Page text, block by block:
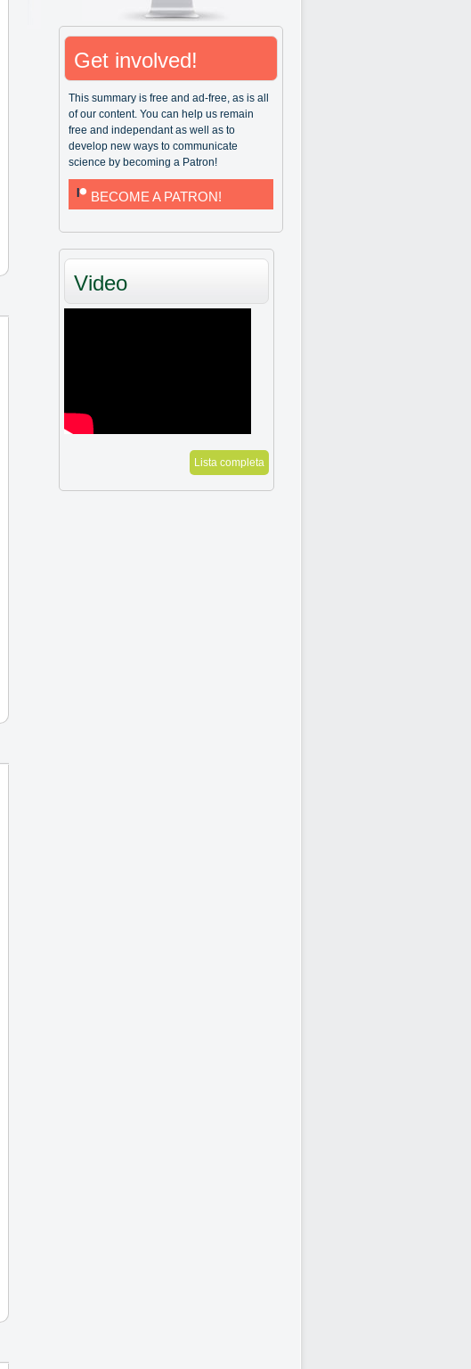
Get involved!
This summary is free and ad-free, as is all
of our content. You can help us remain
free and independant as well as to
develop new ways to communicate
science by becoming a Patron!
BECOME A PATRON!
Video
Lista completa